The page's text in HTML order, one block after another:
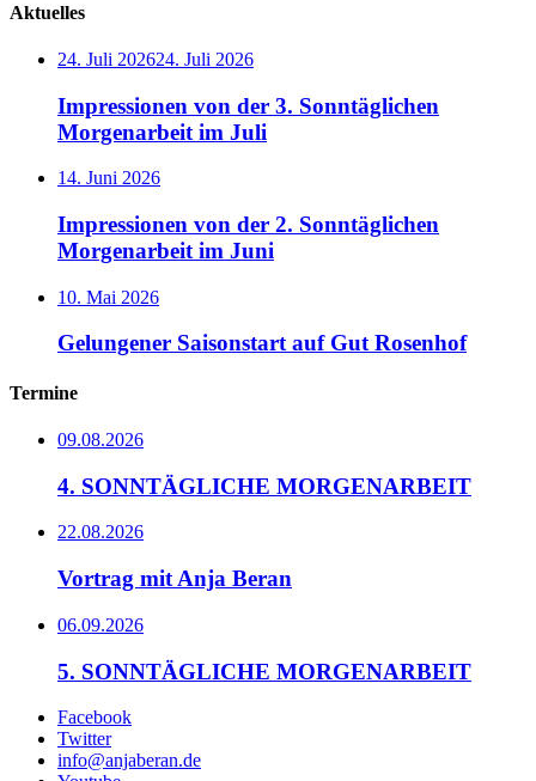
Aktuelles
24. Juli 202624. Juli 2026
Impressionen von der 3. Sonntäglichen
Morgenarbeit im Juli
14. Juni 2026
Impressionen von der 2. Sonntäglichen
Morgenarbeit im Juni
10. Mai 2026
Gelungener Saisonstart auf Gut Rosenhof
Termine
09.08.2026
4. SONNTÄGLICHE MORGENARBEIT
22.08.2026
Vortrag mit Anja Beran
06.09.2026
5. SONNTÄGLICHE MORGENARBEIT
Facebook
Twitter
info@anjaberan.de